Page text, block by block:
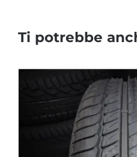
Ti potrebbe